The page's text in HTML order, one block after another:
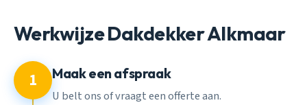
Werkwijze Dakdekker Alkmaar
1 Maak een afspraak
U belt ons of vraagt een offerte aan.